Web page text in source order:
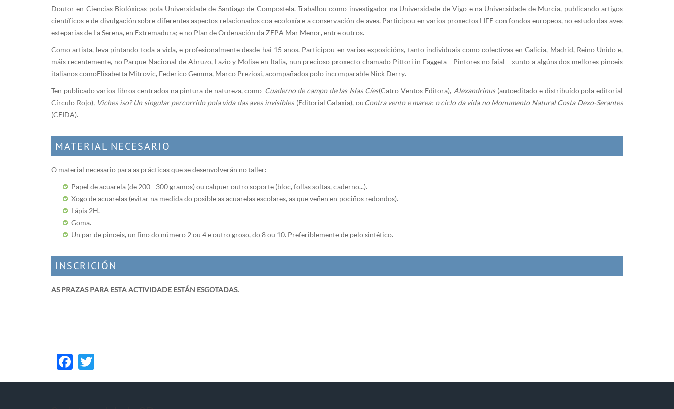
Doutor en Ciencias Biolóxicas pola Universidade de Santiago de Compostela. Traballou como investigador na Universidade de Vigo e na Universidade de Murcia, publicando artigos
científicos e de divulgación sobre diferentes aspectos relacionados coa ecoloxía e a conservación de aves. Participou en varios proxectos LIFE con fondos europeos, no estudo das aves
esteparias de La Serena, en Extremadura; e no Plan de Ordenación da ZEPA Mar Menor, entre outros.
Como artista, leva pintando toda a vida, e profesionalmente desde hai 15 anos. Participou en varias exposicións, tanto individuais como colectivas en Galicia, Madrid, Reino Unido e,
máis recentemente, no Parque Nacional de Abruzo, Lazio y Molise en Italia, nun precioso proxecto chamado Pittori in Faggeta - Pintores no faial - xunto a algúns dos mellores pinceis
italianos como Elisabetta Mitrovic, Federico Gemma, Marco Preziosi, acompañados polo incomparable Nick Derry.
Ten publicado varios libros centrados na pintura de natureza, como Cuaderno de campo de las Islas Cíes(Catro Ventos Editora), Alexandrinus(autoeditado e distribuído pola editorial
Círculo Rojo), Viches iso? Un singular percorrido pola vida das aves invisibles (Editorial Galaxia), ouContra vento e marea: o ciclo da vida no Monumento Natural Costa Dexo-Serantes
(CEIDA).
MATERIAL NECESARIO
O material necesario para as prácticas que se desenvolverán no taller:
Papel de acuarela (de 200 - 300 gramos) ou calquer outro soporte (bloc, follas soltas, caderno...).
Xogo de acuarelas (evitar na medida do posible as acuarelas escolares, as que veñen en pociños redondos).
Lápis 2H.
Goma.
Un par de pinceis, un fino do número 2 ou 4 e outro groso, do 8 ou 10. Preferiblemente de pelo sintético.
INSCRICIÓN
AS PRAZAS PARA ESTA ACTIVIDADE ESTÁN ESGOTADAS.
Facebook